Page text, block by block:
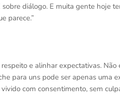
sobre diálogo. E muita gente hoje
parece.”
e alinhar expectativas.
para uns pode ser apenas uma
com consentimento, sem